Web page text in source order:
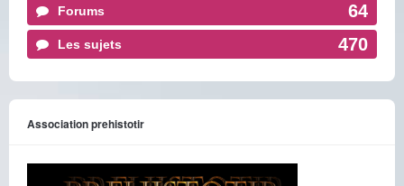
Forums 64
Les sujets 470
Association prehistotir